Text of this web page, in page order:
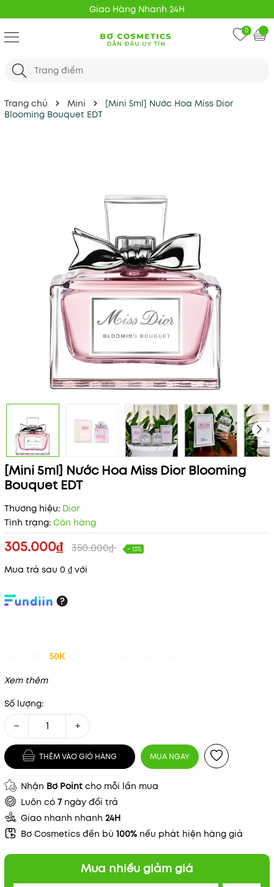
Giao Hàng Nhanh 24H
0
Trang chủ Mini
[Mini 5ml] Nước Hoa Miss Dior
Blooming Bouquet EDT
[Mini 5ml] Nước Hoa Miss Dior Blooming
Bouquet EDT
Thương hiệu: Dior
Tình trạng: Còn hàng
305.000₫ 350.000₫ - 13%
Mua trả sau 0 ₫ với
50K
Xem thêm
Số lượng:
− +
THÊM VÀO GIỎ HÀNG MUA NGAY
Nhận Bơ Point cho mỗi lần mua
Luôn có 7 ngày đổi trả
Giao nhanh nhanh 24H
Bơ Cosmetics đền bù 100% nếu phát hiện hàng giả
Mua nhiều giảm giá